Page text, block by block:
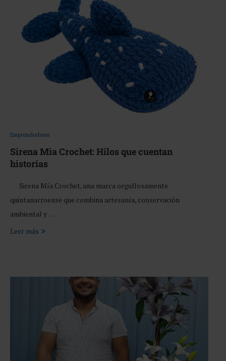
Emprendedores
Sirena Mia Crochet: Hilos que cuentan
historias
Sirena Mía Crochet, una marca orgullosamente
quintanarroense que combina artesanía, conservación
ambiental y …
Leer más